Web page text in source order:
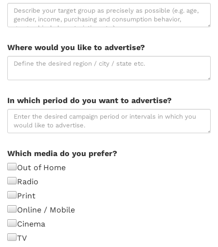
Where would you like to advertise?
In which period do you want to advertise?
Which media do you prefer?
Out of Home
Radio
Print
Online / Mobile
Cinema
TV